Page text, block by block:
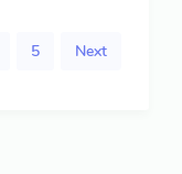
5 Next